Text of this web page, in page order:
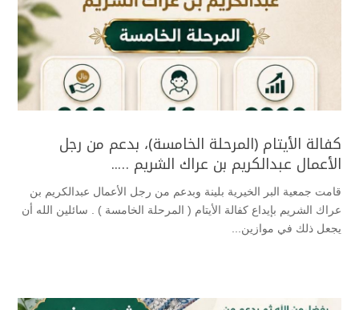
كفالة الأيتام (المرحلة الخامسة)، بدعم من رجل
الأعمال عبدالكريم بن عراك الشريم …..
قامت جمعية البر الخيرية بلينة وبدعم من رجل الأعمال عبدالكريم بن
عراك الشريم بإيداع كفالة الأيتام ( المرحلة الخامسة ) . سائلين الله أن
يجعل ذلك في موازين...